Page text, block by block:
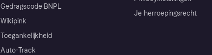
Gedragscode BNPL
Wikipink
Toegankelijkheid
Auto-Track
Je herroepingsrecht